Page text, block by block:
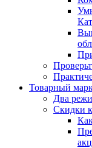
Товарный
Два
Скидки